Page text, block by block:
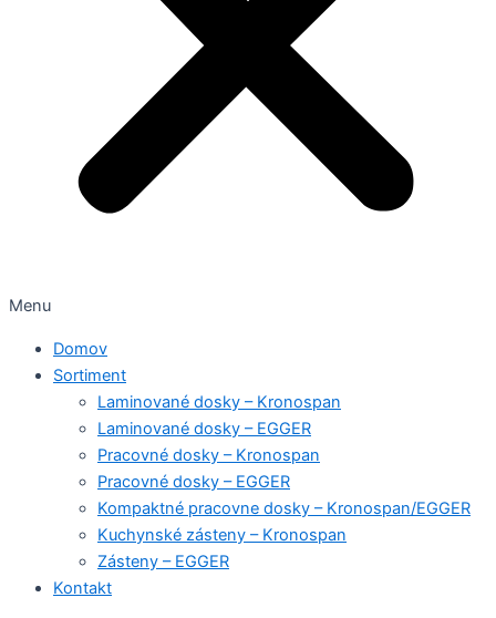
Menu
Domov
Sortiment
Laminované dosky – Kronospan
Laminované dosky – EGGER
Pracovné dosky – Kronospan
Pracovné dosky – EGGER
Kompaktné pracovne dosky – Kronospan/EGGER
Kuchynské zásteny – Kronospan
Zásteny – EGGER
Kontakt